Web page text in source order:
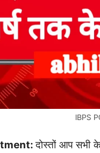
IBPS
दोस्तों आप सभी